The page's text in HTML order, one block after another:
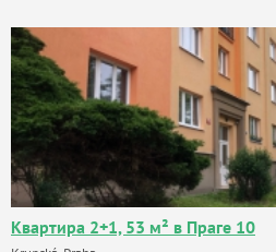
Квартира 2+1, 53 м² в Праге 10